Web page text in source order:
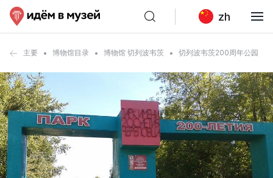
zh
主要 博物馆目录 博物馆 切列波韦茨 切列波韦茨200周年公园